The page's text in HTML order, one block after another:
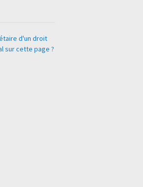
d'un droit
sur cette page ?